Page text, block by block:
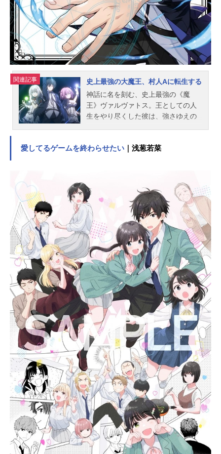
刊）原作イラスト：ももこ監督・シ
リーズ構成：伊藤良太キャラクター
デザイン・総作画監督：室田雄平プ
ロップデザイン：成瀬藍 永田杏子
総作画監督：室田雄平 渥美智也
熊谷勝...
関連記事
史上最強の大魔王、村人Aに転生する
神話に名を刻む、史上最強の《魔
王》ヴァルヴァトス。王としての人
生をやり尽くした彼は、強さゆえの
ルとして転生した。しかし、転生し
友人であり幼馴染みのイリーナとと
もに魔法学園へと入学したアードだ
ったが、特別な存在になることをど
れだけ拒絶しても、その力が規格外
であることを隠せなかった。畏敬の
念を抱く者、言い寄ってくる者があ
とを絶たず、さらには、かつて世界
を恐怖に陥れた《魔族》も暗躍し始
め――。元《魔王》は平穏かつ平凡
な人生を手にすることができるの
か。波乱に満ちた学園ヒロイックフ
ァンタジー、開幕！作品名史上最強
の大魔王、村人Aに転生する放送形態
TVアニメスケジュール2022年4月6日
（水）～2022年6月22日（水）AT-
X・TOKYOMXほか話数全12話キャス
トアード・メテオール：深町寿成イ
リーナ・リッツ・ド・オールハイ
ド：丸岡和佳奈ジニー・フィン・
ド・サルヴァン：羊宮妃那シルフィ
ー・メルヘヴン：大橋彩香オリヴィ
ア・ヴェル・ヴァイン：園崎未恵ア
ード(少年時代)：高橋李依ヴァルヴァ
トス：天﨑滉平リディア・ビギンズ
ゲート：...
愛してるゲームを終わらせたい ｜浅葱若菜